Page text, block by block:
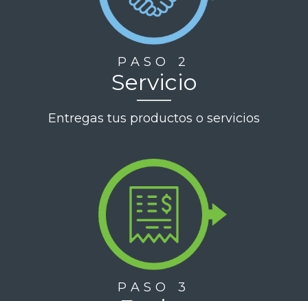
PASO 2
Servicio
Entregas tus productos o servicios
PASO 3